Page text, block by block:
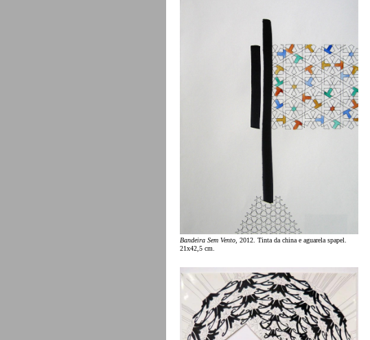
Bandeira Sem Vento , 2012. Tinta da china e aguarela spapel.
21x42,5 cm.